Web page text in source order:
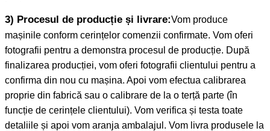
3) Procesul de producție și livrare:Vom produce
mașinile conform cerințelor comenzii confirmate. Vom oferi
fotografii pentru a demonstra procesul de producție. După
finalizarea producției, vom oferi fotografii clientului pentru a
confirma din nou cu mașina. Apoi vom efectua calibrarea
proprie din fabrică sau o calibrare de la o terță parte (în
funcție de cerințele clientului). Vom verifica și testa toate
detaliile și apoi vom aranja ambalajul. Vom livra produsele la